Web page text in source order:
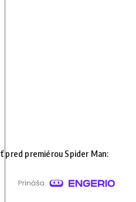
premiérou Spider Man: